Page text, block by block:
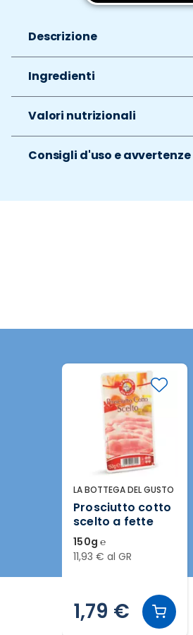
Descrizione
Ingredienti
Valori nutrizionali
Consigli d'uso e avvertenze
TOBIAS
Wurstel di pollo e
tacchino 12 pezzi
1.000g ℮
2,59 € al GR
2,59 €